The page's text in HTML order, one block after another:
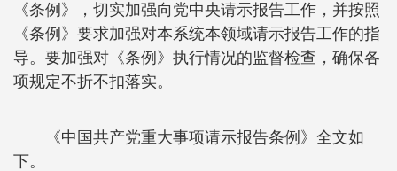
《条例》，切实加强向党中央请示报告工作，并按照
《条例》要求加强对本系统本领域请示报告工作的指
导。要加强对《条例》执行情况的监督检查，确保各
项规定不折不扣落实。
《中国共产党重大事项请示报告条例》全文如
下。